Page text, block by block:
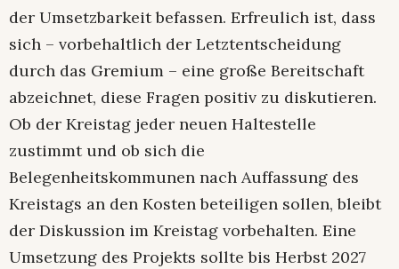
der Umsetzbarkeit befassen. Erfreulich ist, dass
sich – vorbehaltlich der Letztentscheidung
durch das Gremium – eine große Bereitschaft
abzeichnet, diese Fragen positiv zu diskutieren.
Ob der Kreistag jeder neuen Haltestelle
zustimmt und ob sich die
Belegenheitskommunen nach Auffassung des
Kreistags an den Kosten beteiligen sollen, bleibt
der Diskussion im Kreistag vorbehalten. Eine
Umsetzung des Projekts sollte bis Herbst 2027